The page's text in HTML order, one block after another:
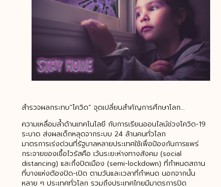
สำรวจผลกระทบ”โควิด” จุดเปลี่ยนสำคัญการศึกษาโลก…
ความเหลื่อมล้ำด้านเทคโนโลยี กับการเรียนออนไลน์ช่วงโควิด-19
ระบาด ส่งผลเด็กหลุดจากระบบ 24 ล้านคนทั่วโลก
มาตรการเร่งด่วนที่รัฐบาลหลายประเทศใช้เพื่อป้องกันการแพร่
กระจายของเชื้อไวรัสคือ เว้นระยะห่างทางสังคม (social
distancing) และกึ่งปิดเมือง (semi-lockdown) ที่กำหนดสถาน
ที่บางแห่งต้องปิด-เปิด ตามวันและเวลาที่กำหนด นอกจากนั้น
หลาย ๆ ประเทศทั่วโลก รวมถึงประเทศไทยมีมาตรการปิด